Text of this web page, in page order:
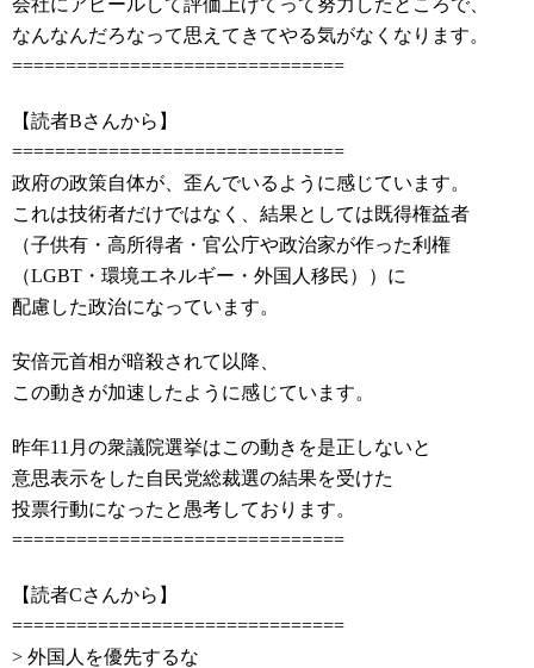
会社にアピールして評価上げてって努力したところで、
なんなんだろなって思えてきてやる気がなくなります。
===============================
【読者Bさんから】
===============================
政府の政策自体が、歪んでいるように感じています。
これは技術者だけではなく、結果としては既得権益者
（子供有・高所得者・官公庁や政治家が作った利権
（LGBT・環境エネルギー・外国人移民））に
配慮した政治になっています。
安倍元首相が暗殺されて以降、
この動きが加速したように感じています。
昨年11月の衆議院選挙はこの動きを是正しないと
意思表示をした自民党総裁選の結果を受けた
投票行動になったと愚考しております。
===============================
【読者Cさんから】
===============================
> 外国人を優先するな